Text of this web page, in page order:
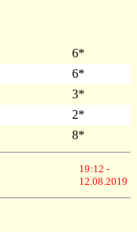
6*
6*
3*
2*
8*
19:12 -
12.08.2019